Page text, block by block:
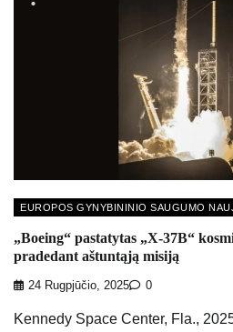
EUROPOS GYNYBININIO SAUGUMO
„Boeing“ pastatytas „X-37B“
pradedant aštuntąją misiją
24 Rugpjūčio, 2025 0
Kennedy Space Center, Fla.,